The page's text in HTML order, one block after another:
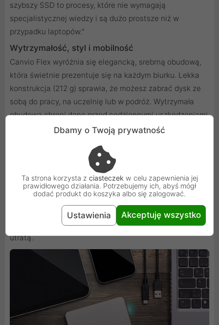
szybszy SSD to procesy, które nie wymagają
specjalistycznej wiedzy i są dużo prostsze niż w
przypadku laptopów."
Wytrzymałość, styl i mobilność
Canvio Flex wyróżnia się elegancką, srebrną obudową,
która świetnie prezentuje się na każdym biurku. Lekka
konstrukcja (212 g) sprawia, że możesz zabrać dysk ze
sobą do pracy, na uczelnię lub w podróż. Wytrzymała
obudowa chroni dane przed codziennymi uszkodzeniami
mechanicznymi.
Bezpieczeństwo i łatwość backupu
Dysk jest fabrycznie sformatowany w systemie exFAT,
co zapewnia bezproblemową współpracę z różnymi
systemami operacyjnymi bez konieczności dodatkowej
konfiguracji. Możesz łatwo tworzyć kopie zapasowe nie
tylko z komputerów, ale również bezpośrednio ze
smartfonów i tabletów, chroniąc swoje dane przed
utratą.
Dbamy o Twoją prywatność
Ta strona korzysta z ciasteczek w celu zapewnienia jej
prawidłowego działania. Potrzebujemy ich, abyś mógł
dodać produkt do koszyka albo się zalogować.
Ustawienia Akceptuję wszystko